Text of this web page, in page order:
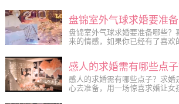
婚要如何布置才能显得更加浪漫
划小编一起来看看情人节气球求
盘锦室外气球求婚要准备哪些
来的情感，如果你已经有了喜欢
是一个考验人的问题了。下面是
外气球求婚策划，一起来看看吧
感人的求婚需有哪些点子？求婚
心去准备，用一场惊喜求婚让女